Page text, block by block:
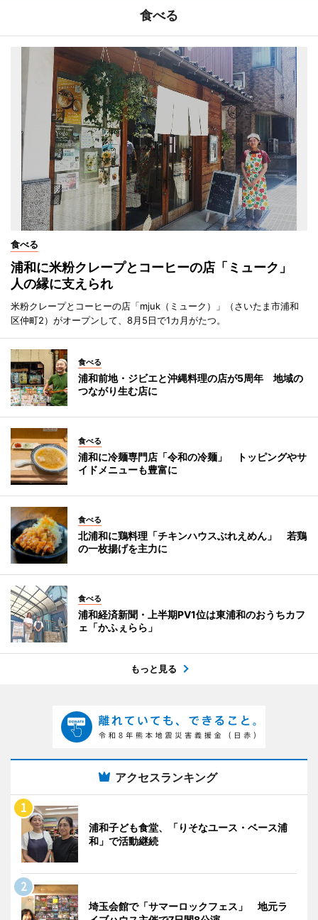
食べる
食べる
浦和に米粉クレープとコーヒーの店「ミューク」
人の縁に支えられ
米粉クレープとコーヒーの店「mjuk（ミューク）」（さいたま市浦和
区仲町2）がオープンして、8月5日で1カ月がたつ。
食べる
浦和前地・ジビエと沖縄料理の店が5周年 地域の
つながり生む店に
食べる
浦和に冷麺専門店「令和の冷麺」 トッピングやサ
イドメニューも豊富に
食べる
北浦和に鶏料理「チキンハウスぶれえめん」 若鶏
の一枚揚げを主力に
食べる
浦和経済新聞・上半期PV1位は東浦和のおうちカフ
ェ「かふぇらら」
もっと見る
アクセスランキング
浦和子ども食堂、「りそなユース・ベース浦
和」で活動継続
埼玉会館で「サマーロックフェス」 地元ラ